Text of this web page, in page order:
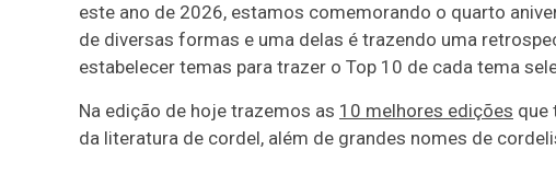
este ano de 2026, estamos comemorando o quarto
de diversas formas e uma delas é trazendo uma
estabelecer temas para trazer o Top 10 de cada tema
Na edição de hoje trazemos as 10 melhores edições que
da literatura de cordel, além de grandes nomes de